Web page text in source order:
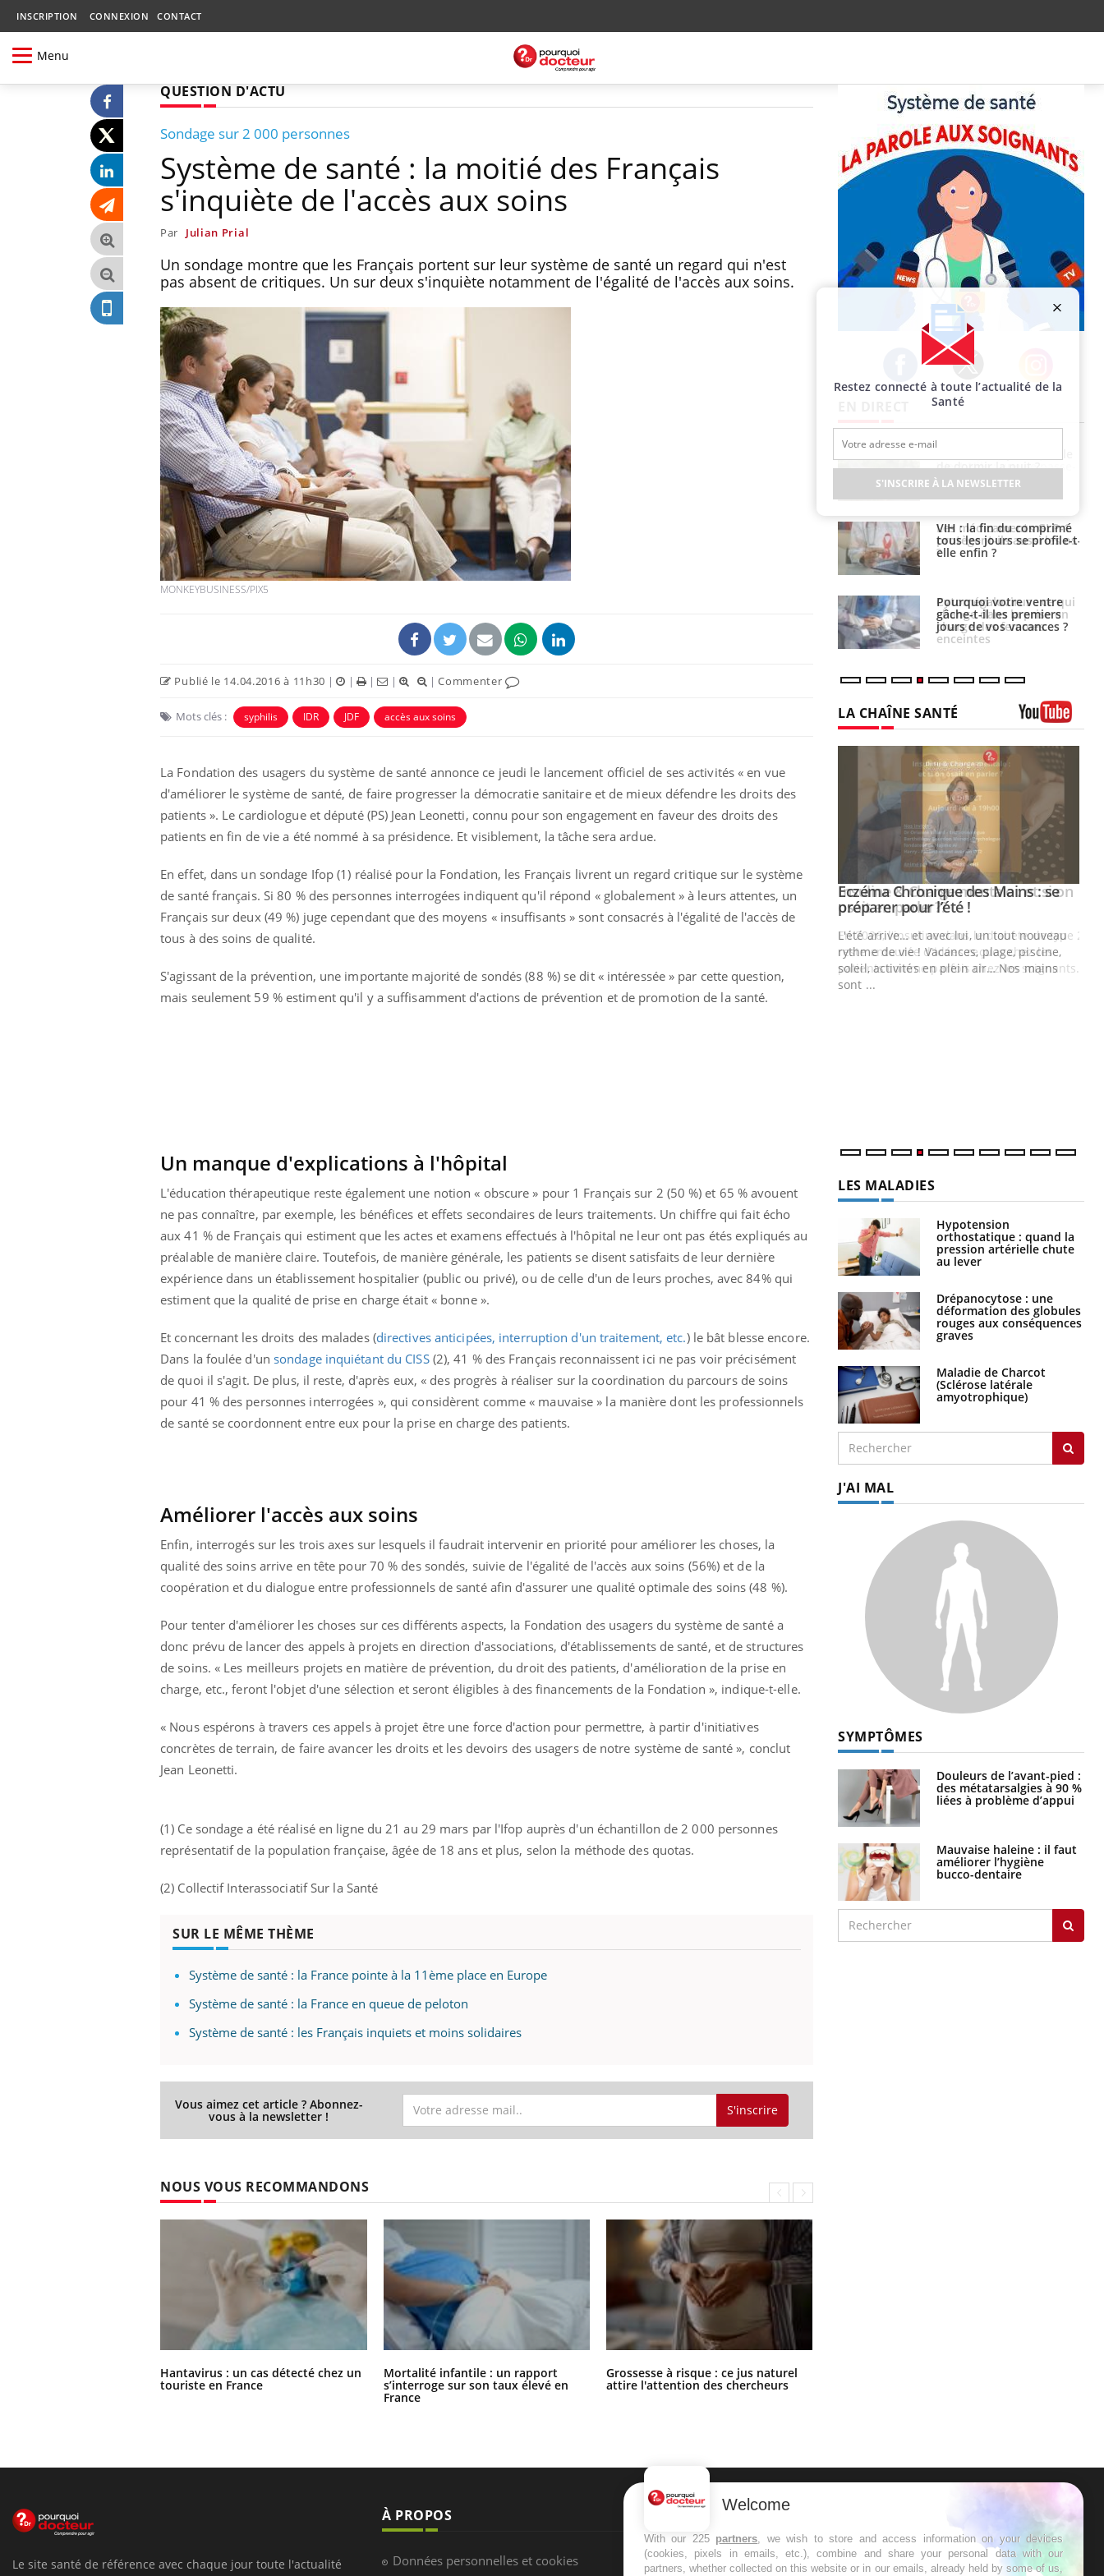
INSCRIPTION CONNEXION CONTACT
Menu
QUESTION D'ACTU
Sondage sur 2 000 personnes
Système de santé : la moitié des Français
s'inquiète de l'accès aux soins
Par Julian Prial
Un sondage montre que les Français portent sur leur système de santé un regard qui n'est
pas absent de critiques. Un sur deux s'inquiète notamment de l'égalité de l'accès aux soins.
MONKEYBUSINESS/PIX5
Publié le 14.04.2016 à 11h30 | | | | |Commenter
Mots clés : syphilis IDR JDF accès aux soins
La Fondation des usagers du système de santé annonce ce jeudi le lancement officiel de ses activités « en vue
d'améliorer le système de santé, de faire progresser la démocratie sanitaire et de mieux défendre les droits des
patients ». Le cardiologue et député (PS) Jean Leonetti, connu pour son engagement en faveur des droits des
patients en fin de vie a été nommé à sa présidence. Et visiblement, la tâche sera ardue.
En effet, dans un sondage Ifop (1) réalisé pour la Fondation, les Français livrent un regard critique sur le système
de santé français. Si 80 % des personnes interrogées indiquent qu'il répond « globalement » à leurs attentes, un
Français sur deux (49 %) juge cependant que des moyens « insuffisants » sont consacrés à l'égalité de l'accès de
tous à des soins de qualité.
S'agissant de la prévention, une importante majorité de sondés (88 %) se dit « intéressée » par cette question,
mais seulement 59 % estiment qu'il y a suffisamment d'actions de prévention et de promotion de la santé.
Un manque d'explications à l'hôpital
L'éducation thérapeutique reste également une notion « obscure » pour 1 Français sur 2 (50 %) et 65 % avouent
ne pas connaître, par exemple, les bénéfices et effets secondaires de leurs traitements. Un chiffre qui fait écho
aux 41 % de Français qui estiment que les actes et examens effectués à l'hôpital ne leur ont pas étés expliqués au
préalable de manière claire. Toutefois, de manière générale, les patients se disent satisfaits de leur dernière
expérience dans un établissement hospitalier (public ou privé), ou de celle d'un de leurs proches, avec 84% qui
estiment que la qualité de prise en charge était « bonne ».
Et concernant les droits des malades (directives anticipées, interruption d'un traitement, etc.) le bât blesse encore.
Dans la foulée d'un sondage inquiétant du CISS(2), 41 % des Français reconnaissent ici ne pas voir précisément
de quoi il s'agit. De plus, il reste, d'après eux, « des progrès à réaliser sur la coordination du parcours de soins
pour 41 % des personnes interrogées », qui considèrent comme « mauvaise » la manière dont les professionnels
de santé se coordonnent entre eux pour la prise en charge des patients.
Améliorer l'accès aux soins
Enfin, interrogés sur les trois axes sur lesquels il faudrait intervenir en priorité pour améliorer les choses, la
qualité des soins arrive en tête pour 70 % des sondés, suivie de l'égalité de l'accès aux soins (56%) et de la
coopération et du dialogue entre professionnels de santé afin d'assurer une qualité optimale des soins (48 %).
Pour tenter d'améliorer les choses sur ces différents aspects, la Fondation des usagers du système de santé a
donc prévu de lancer des appels à projets en direction d'associations, d'établissements de santé, et de structures
de soins. « Les meilleurs projets en matière de prévention, du droit des patients, d'amélioration de la prise en
charge, etc., feront l'objet d'une sélection et seront éligibles à des financements de la Fondation », indique-t-elle.
« Nous espérons à travers ces appels à projet être une force d'action pour permettre, à partir d'initiatives
concrètes de terrain, de faire avancer les droits et les devoirs des usagers de notre système de santé », conclut
Jean Leonetti.
(1) Ce sondage a été réalisé en ligne du 21 au 29 mars par l'Ifop auprès d'un échantillon de 2 000 personnes
représentatif de la population française, âgée de 18 ans et plus, selon la méthode des quotas.
(2) Collectif Interassociatif Sur la Santé
SUR LE MÊME THÈME
Système de santé : la France pointe à la 11ème place en Europe
Système de santé : la France en queue de peloton
Système de santé : les Français inquiets et moins solidaires
Vous aimez cet article ? Abonnez-
vous à la newsletter ! S'inscrire
NOUS VOUS RECOMMANDONS
Hantavirus : un cas détecté chez un
touriste en France
Mortalité infantile : un rapport
s’interroge sur son taux élevé en
France
Grossesse à risque : ce jus naturel
attire l'attention des chercheurs
Facebook Twitter Instagram
Hantavirus : un cas
détecté chez un touriste
en France
Mortalité infantile : un
rapport s’interroge sur
son taux élevé en France
Comment oublier les
écrans en vacances ?
Toujours connectés :
comment le travail
empiète de plus en plus
sur nos soirées
changé la donne au Pays
basque
de dormir la nuit ?
VIH : la fin du comprimé
tous les jours se profile-t-
elle enfin ?
Pourquoi votre ventre
gâche-t-il les premiers
jours de vos vacances ?
LA CHAÎNE SANTÉ
Eczéma Chronique des Mains :
expliquer ma maladieYoutube
Il y a des sujets qui sont faciles à aborder...
questions sur la maladie d'un proche c'est
Youtube
Carence en fer : comprendre pour
prévenirYoutube
carence en fer sont multiples ce qui la rend
...
Youtube
Insuline & Charge mentale : et si on
osait en parler??Youtube
patients comme parfois chez les soignants.
Youtube
Eczéma Chronique des Mains : se
préparer pour l’été !Youtube
L'été arrive… et avec lui, un tout nouveau
rythme de vie ! Vacances, plage, piscine,
soleil, activités en plein air… Nos mains
sont ...
LES MALADIES
Hypotension
orthostatique : quand la
pression artérielle chute
au lever
Drépanocytose : une
déformation des globules
rouges aux conséquences
graves
Maladie de Charcot
(Sclérose latérale
amyotrophique)
J'AI MAL
SYMPTÔMES
Douleurs de l’avant-pied :
des métatarsalgies à 90 %
liées à problème d’appui
Mauvaise haleine : il faut
améliorer l’hygiène
bucco-dentaire
Restez connecté à toute l’actualité de la
Santé
S'INSCRIRE À LA NEWSLETTER
Le site santé de référence avec chaque jour toute l'actualité
À PROPOS
Données personnelles et cookies
NEWSLETTER
Recevez toutes les semaines les meilleures
infos santé
Welcome
With our 225 partners, we wish to store and access information on your devices
(cookies, pixels in emails, etc.), combine and share your personal data with our
partners, whether collected on this website or in our emails, already held by some of us,